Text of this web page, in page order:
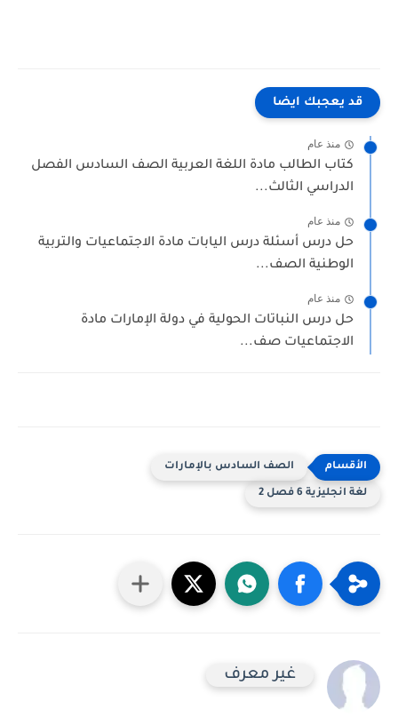
قد يعجبك ايضا
منذ عام
كتاب الطالب مادة اللغة العربية الصف السادس الفصل
الدراسي الثالث...
منذ عام
حل درس أسئلة درس اليابات مادة الاجتماعيات والتربية
الوطنية الصف...
منذ عام
حل درس النباتات الحولية في دولة الإمارات مادة
الاجتماعيات صف...
الصف السادس بالإمارات
لغة انجليزية 6 فصل 2
غير معرف